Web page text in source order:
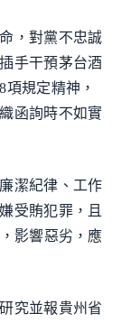
，對黨不忠誠
手干預茅台酒
規定精神，
函詢時不如實
潔紀律、工作
受賄犯罪，且
影響惡劣，應
究並報貴州省